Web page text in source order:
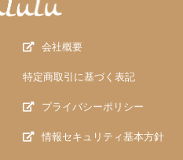
会社概要
特定商取引に基づく表記
プライバシーポリシー
情報セキュリティ基本方針